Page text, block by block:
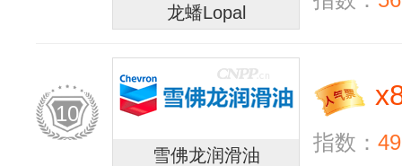
龙蟠Lopal
10
雪佛龙润滑油
x
指数：